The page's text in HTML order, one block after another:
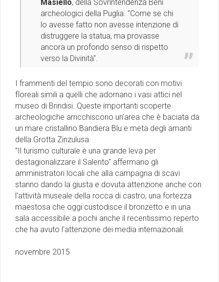
Masiello, della Sovrintendenza Beni
archeologici della Puglia. "Come se chi
lo avesse fatto non avesse intenzione di
distruggere la statua, ma provasse
ancora un profondo senso di rispetto
verso la Divinità".
I frammenti del tempio sono decorati con motivi
floreali simili a quelli che adornano i vasi attici nel
museo di Brindisi. Queste importanti scoperte
archeologiche arricchiscono un'area che è baciata da
un mare cristallino Bandiera Blu e meta degli amanti
della Grotta Zinzulusa.
"Il turismo culturale è una grande leva per
destagionalizzare il Salento" affermano gli
amministratori locali che alla campagna di scavi
stanno dando la giusta e dovuta attenzione anche con
l'attività museale della rocca di castro, una fortezza
maestosa che oggi custodisce il bronzetto e in una
sala accessibile a pochi anche il recentissimo reperto
che ha avuto l'attenzione dei media internazionali.
novembre 2015